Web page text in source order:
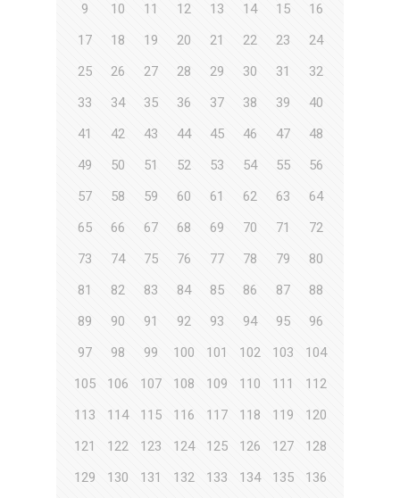
9
10 11 12 13 14 15
16
17
18 19 20 21 22 23
24
25
26 27 28 29 30 31
32
33
34 35 36 37 38 39
40
41
42 43 44 45 46 47
48
49
50 51 52 53 54 55
56
57
58 59 60 61 62 63
64
65
66 67 68 69 70 71
72
73
74 75 76 77 78 79
80
81
82 83 84 85 86 87
88
89
90 91 92 93 94 95
96
97
98 99 100 101 102 103
104
105
106 107 108 109 110 111
112
113
114 115 116 117 118 119
120
121
122 123 124 125 126 127
128
129
130 131 132 133 134 135
136